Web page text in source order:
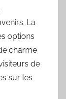
La
options
charme
de
sur les